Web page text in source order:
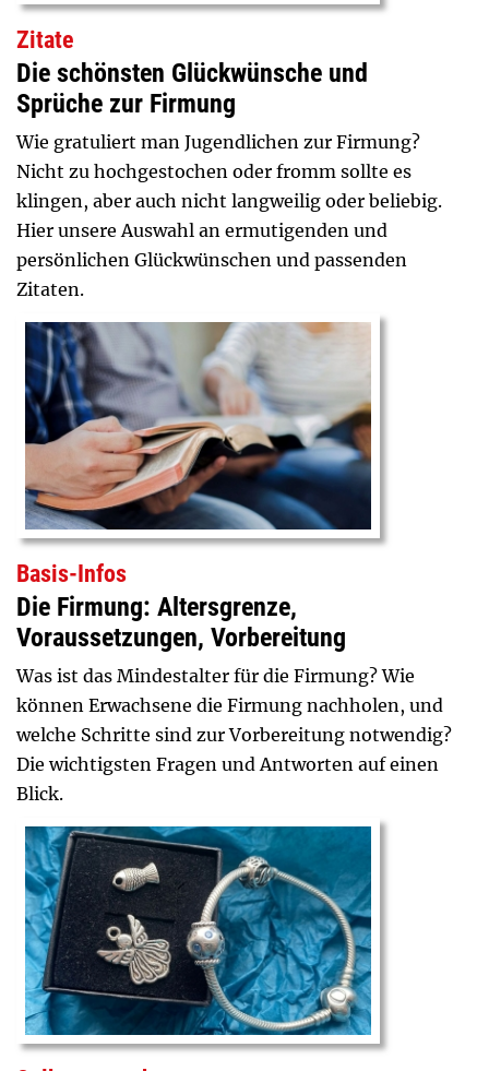
Zitate
Die schönsten Glückwünsche und
Sprüche zur Firmung
Wie gratuliert man Jugendlichen zur Firmung?
Nicht zu hochgestochen oder fromm sollte es
klingen, aber auch nicht langweilig oder beliebig.
Hier unsere Auswahl an ermutigenden und
persönlichen Glückwünschen und passenden
Zitaten.
Basis-Infos
Die Firmung: Altersgrenze,
Voraussetzungen, Vorbereitung
Was ist das Mindestalter für die Firmung? Wie
können Erwachsene die Firmung nachholen, und
welche Schritte sind zur Vorbereitung notwendig?
Die wichtigsten Fragen und Antworten auf einen
Blick.